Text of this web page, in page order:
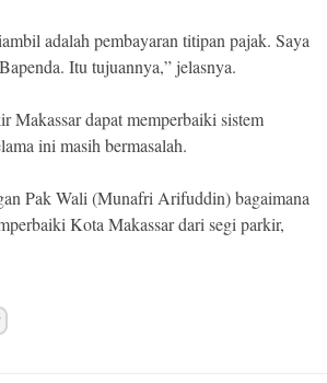
adalah pembayaran titipan pajak. Saya
Itu tujuannya,” jelasnya.
dapat memperbaiki sistem
ini masih bermasalah.
Pak Wali (Munafri Arifuddin) bagaimana
Kota Makassar dari segi parkir,